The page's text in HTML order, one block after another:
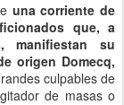
una corriente de
que, a
manifiestan su
origen Domecq,
culpables de
de masas o